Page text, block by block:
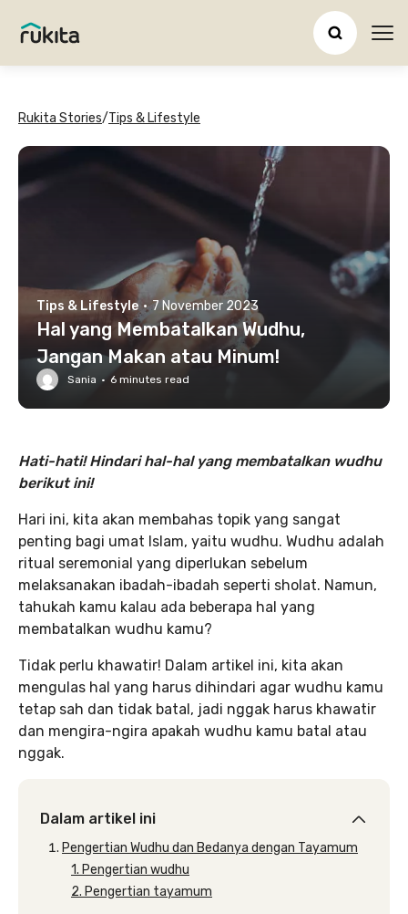
Rukita Stories/Tips & Lifestyle
Tips & Lifestyle · 7 November 2023
Hal yang Membatalkan Wudhu,
Jangan Makan atau Minum!
Sania · 6 minutes read
Hati-hati! Hindari hal-hal yang membatalkan wudhu
berikut ini!
Hari ini, kita akan membahas topik yang sangat
penting bagi umat Islam, yaitu wudhu. Wudhu adalah
ritual seremonial yang diperlukan sebelum
melaksanakan ibadah-ibadah seperti sholat. Namun,
tahukah kamu kalau ada beberapa hal yang
membatalkan wudhu kamu?
Tidak perlu khawatir! Dalam artikel ini, kita akan
mengulas hal yang harus dihindari agar wudhu kamu
tetap sah dan tidak batal, jadi nggak harus khawatir
dan mengira-ngira apakah wudhu kamu batal atau
nggak.
Dalam artikel ini
Pengertian Wudhu dan Bedanya dengan Tayamum
1. Pengertian wudhu
2. Pengertian tayamum